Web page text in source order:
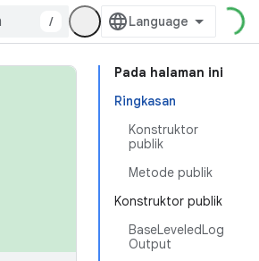
/
Pada halaman ini
Ringkasan
Konstruktor
publik
Metode publik
Konstruktor publik
BaseLeveledLog
Output